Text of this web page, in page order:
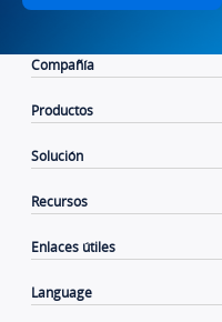
Compañía
Productos
Solución
Recursos
Enlaces útiles
Language